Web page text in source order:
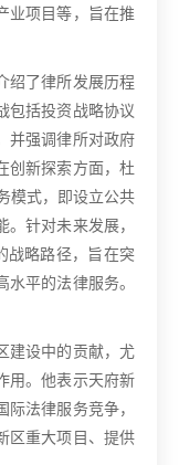
业项目等，旨在推
绍了律所发展历程
包括投资战略协议
并强调律所对政府
创新探索方面，杜
模式，即设立公共
针对未来发展，
战略路径，旨在突
平的法律服务。
建设中的贡献，尤
用。他表示天府新
法律服务竞争，
区重大项目、提供